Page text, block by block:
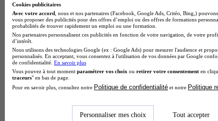
BTS Sam
BTS Sio
BTS Communication
BTS Esf
Licence Science de l education
BTS Pi
Master International Business
BTS Sp3s
BAC Pro Assp
BTS Gpme
Master MA
Cookies publicitaires
Avec votre accord , nous et nos partenaires (Facebook, Google Ads, Critéo, Bing,)
vous proposer des publicités pour des offres d’emploi ou des offres de formations
probabilités de trouver rapidement un emploi ou une formation.
Nos partenaires personnalisent ces publicités en fonction de votre navigation, de votre
d’intérêt.
Nous utilisons des technologies Google (ex : Google Ads) pour mesurer l'audience et
personnalisés. En acceptant, vous consentez à l'utilisation de vos données par Google
de confidentialité. En savoir plus
Vous pouvez à tout moment paramétrer vos choix ou retirer votre consentement en
traceurs" en bas de page.
Pour en savoir plus, consultez notre Politique de confidentialité et notre Politique
Personnaliser mes choix Tout accepter